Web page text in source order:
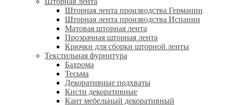
Шторная лента производства Германии
Шторная лента производства Испании
Матовая шторная лента
Прозрачная шторная лента
Крючки для сборки шторной ленты
Текстильная фурнитура
Бахрома
Тесьма
Декоративные подхваты
Кисти декоративные
Кант мебельный декоративный